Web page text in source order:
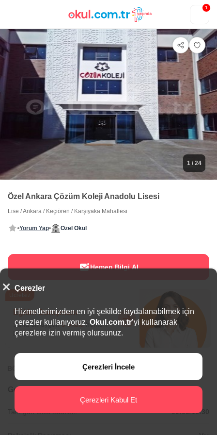
1
1 / 24
Özel Ankara Çözüm Koleji Anadolu Lisesi
Lise /Ankara / Keçiören / Karşıyaka Mahallesi
Yorum Yap Özel Okul
Hemen Bilgi Al
Eğitim Danışmanı
Sana en uygun5 okuluhemen
bulalım.
BÖLGEDE ÖNE ÇIKAN OKULLAR
Genel Bilgiler
Tam gün Okul Saatleri: 09:00/16:30
Çerezler
Hizmetlerimizden en iyi şekilde faydalanabilmek için
çerezler kullanıyoruz. Okul.com.tr’yi kullanarak
çerezlere izin vermiş olursunuz.
Çerezleri İncele
Çerezleri Kabul Et